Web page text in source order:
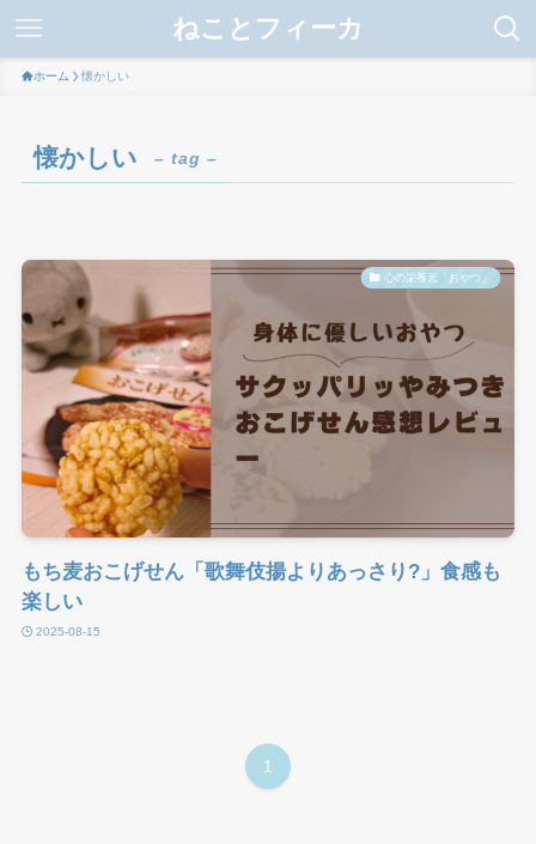
ねことフィーカ
ホーム 懐かしい
懐かしい – tag –
心の栄養元「おやつ」
もち麦おこげせん「歌舞伎揚よりあっさり?」食感も
楽しい
2025-08-15
1